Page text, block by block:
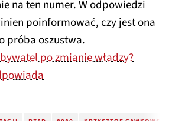
poinformować, czy jest ona
próba oszustwa.
po zmianie władzy?
RZĄD 8080 KRZYSZTOF GAWKOWSKI